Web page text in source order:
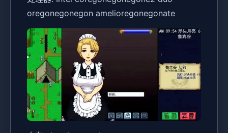
oregonegonegon amelioregonegonate